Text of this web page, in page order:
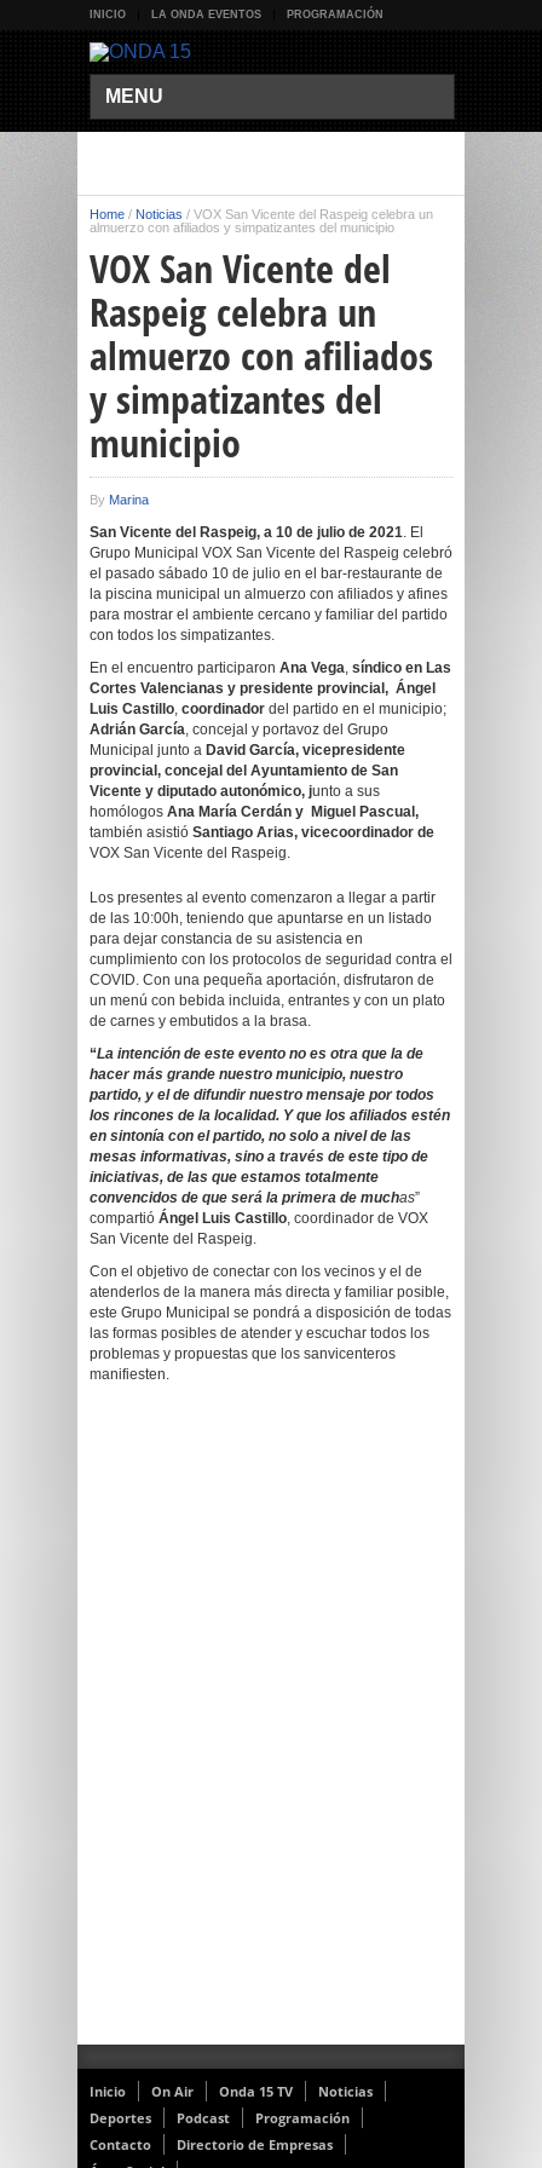
INICIO LA ONDA EVENTOS PROGRAMACIÓN
MENU
Home / Noticias / VOX San Vicente del Raspeig celebra un
almuerzo con afiliados y simpatizantes del municipio
VOX San Vicente del
Raspeig celebra un
almuerzo con afiliados
y simpatizantes del
municipio
By Marina
San Vicente del Raspeig, a 10 de julio de 2021. El
Grupo Municipal VOX San Vicente del Raspeig celebró
el pasado sábado 10 de julio en el bar-restaurante de
la piscina municipal un almuerzo con afiliados y afines
para mostrar el ambiente cercano y familiar del partido
con todos los simpatizantes.
En el encuentro participaron Ana Vega, síndico en Las
Cortes Valencianas y presidente provincial, Ángel
Luis Castillo, coordinador del partido en el municipio;
Adrián García, concejal y portavoz del Grupo
Municipal junto a David García, vicepresidente
provincial, concejal del Ayuntamiento de San
Vicente y diputado autonómico, junto a sus
homólogos Ana María Cerdán y Miguel Pascual,
también asistió Santiago Arias, vicecoordinador de
VOX San Vicente del Raspeig.
Los presentes al evento comenzaron a llegar a partir
de las 10:00h, teniendo que apuntarse en un listado
para dejar constancia de su asistencia en
cumplimiento con los protocolos de seguridad contra el
COVID. Con una pequeña aportación, disfrutaron de
un menú con bebida incluida, entrantes y con un plato
de carnes y embutidos a la brasa.
“La intención de este evento no es otra que la de
hacer más grande nuestro municipio, nuestro
partido, y el de difundir nuestro mensaje por todos
los rincones de la localidad. Y que los afiliados estén
en sintonía con el partido, no solo a nivel de las
mesas informativas, sino a través de este tipo de
iniciativas, de las que estamos totalmente
convencidos de que será la primera de muchas”
compartió Ángel Luis Castillo, coordinador de VOX
San Vicente del Raspeig.
Con el objetivo de conectar con los vecinos y el de
atenderlos de la manera más directa y familiar posible,
este Grupo Municipal se pondrá a disposición de todas
las formas posibles de atender y escuchar todos los
problemas y propuestas que los sanvicenteros
manifiesten.
Inicio On Air Onda 15 TV
Noticias
Deportes
Podcast
Programación
Contacto
Directorio de Empresas